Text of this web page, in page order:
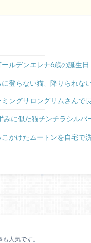
ルデンエレナ6歳の誕生日
登らない猫、降りられな
ミングサロングリムさんで
みに似た猫チンチラシル
かけたムートンを自宅で
人気です。